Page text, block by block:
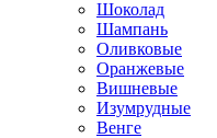
Шоколад
Шампань
Оливковые
Оранжевые
Вишневые
Изумрудные
Венге